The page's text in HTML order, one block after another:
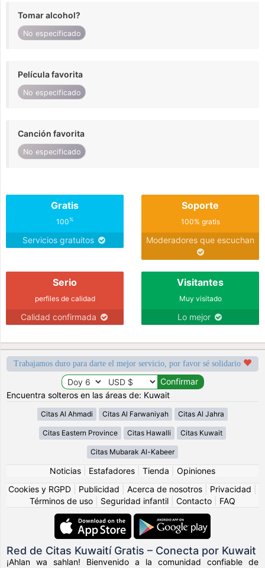
Tomar alcohol?
No especificado
Película favorita
No especificado
Canción favorita
No especificado
Gratis
100%
Servicios gratuitos
Soporte
100% gratis
Moderadores que escuchan
Serio
perfiles de calidad
Calidad confirmada
Visitantes
Muy visitado
Lo mejor
Trabajamos duro para darte el mejor servicio, por favor sé solidario
Encuentra solteros en las áreas de: Kuwait
Citas Al Ahmadi Citas Al Farwaniyah Citas Al Jahra
Citas Eastern Province Citas Hawalli Citas Kuwait
Citas Mubarak Al-Kabeer
Noticias Estafadores Tienda
Opiniones
Cookies y RGPD
Publicidad Acerca de nosotros Privacidad
Términos de uso
Seguridad infantil Contacto FAQ
Red de Citas Kuwaití Gratis – Conecta por Kuwait
¡Ahlan wa sahlan! Bienvenido a la comunidad confiable de